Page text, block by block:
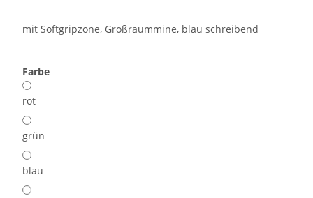
mit Softgripzone, Großraummine, blau schreibend
Farbe
rot
grün
blau